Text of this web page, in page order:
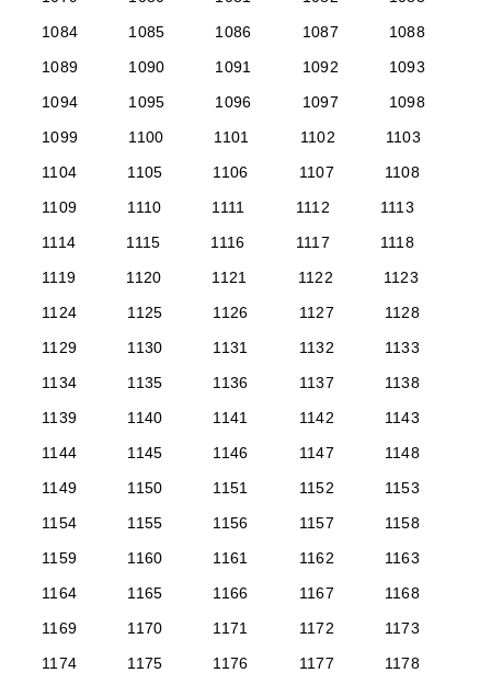
1084
1085 1086 1087
1088
1089
1090 1091 1092
1093
1094
1095 1096 1097
1098
1099
1100 1101 1102
1103
1104
1105 1106 1107
1108
1109
1110 1111 1112
1113
1114
1115 1116 1117
1118
1119
1120 1121 1122
1123
1124
1125 1126 1127
1128
1129
1130 1131 1132
1133
1134
1135 1136 1137
1138
1139
1140 1141 1142
1143
1144
1145 1146 1147
1148
1149
1150 1151 1152
1153
1154
1155 1156 1157
1158
1159
1160 1161 1162
1163
1164
1165 1166 1167
1168
1169
1170 1171 1172
1173
1174
1175 1176 1177
1178